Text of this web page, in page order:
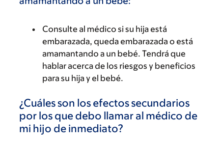
Consulte al médico si su hija está
embarazada, queda embarazada o está
amamantando a un bebé. Tendrá que
hablar acerca de los riesgos y beneficios
para su hija y el bebé.
¿Cuáles son los efectos secundarios
por los que debo llamar al médico de
mi hijo de inmediato?